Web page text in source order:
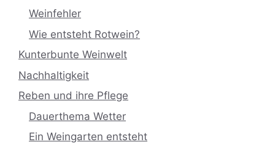
Weinfehler
Wie entsteht Rotwein?
Kunterbunte Weinwelt
Nachhaltigkeit
Reben und ihre Pflege
Dauerthema Wetter
Ein Weingarten entsteht